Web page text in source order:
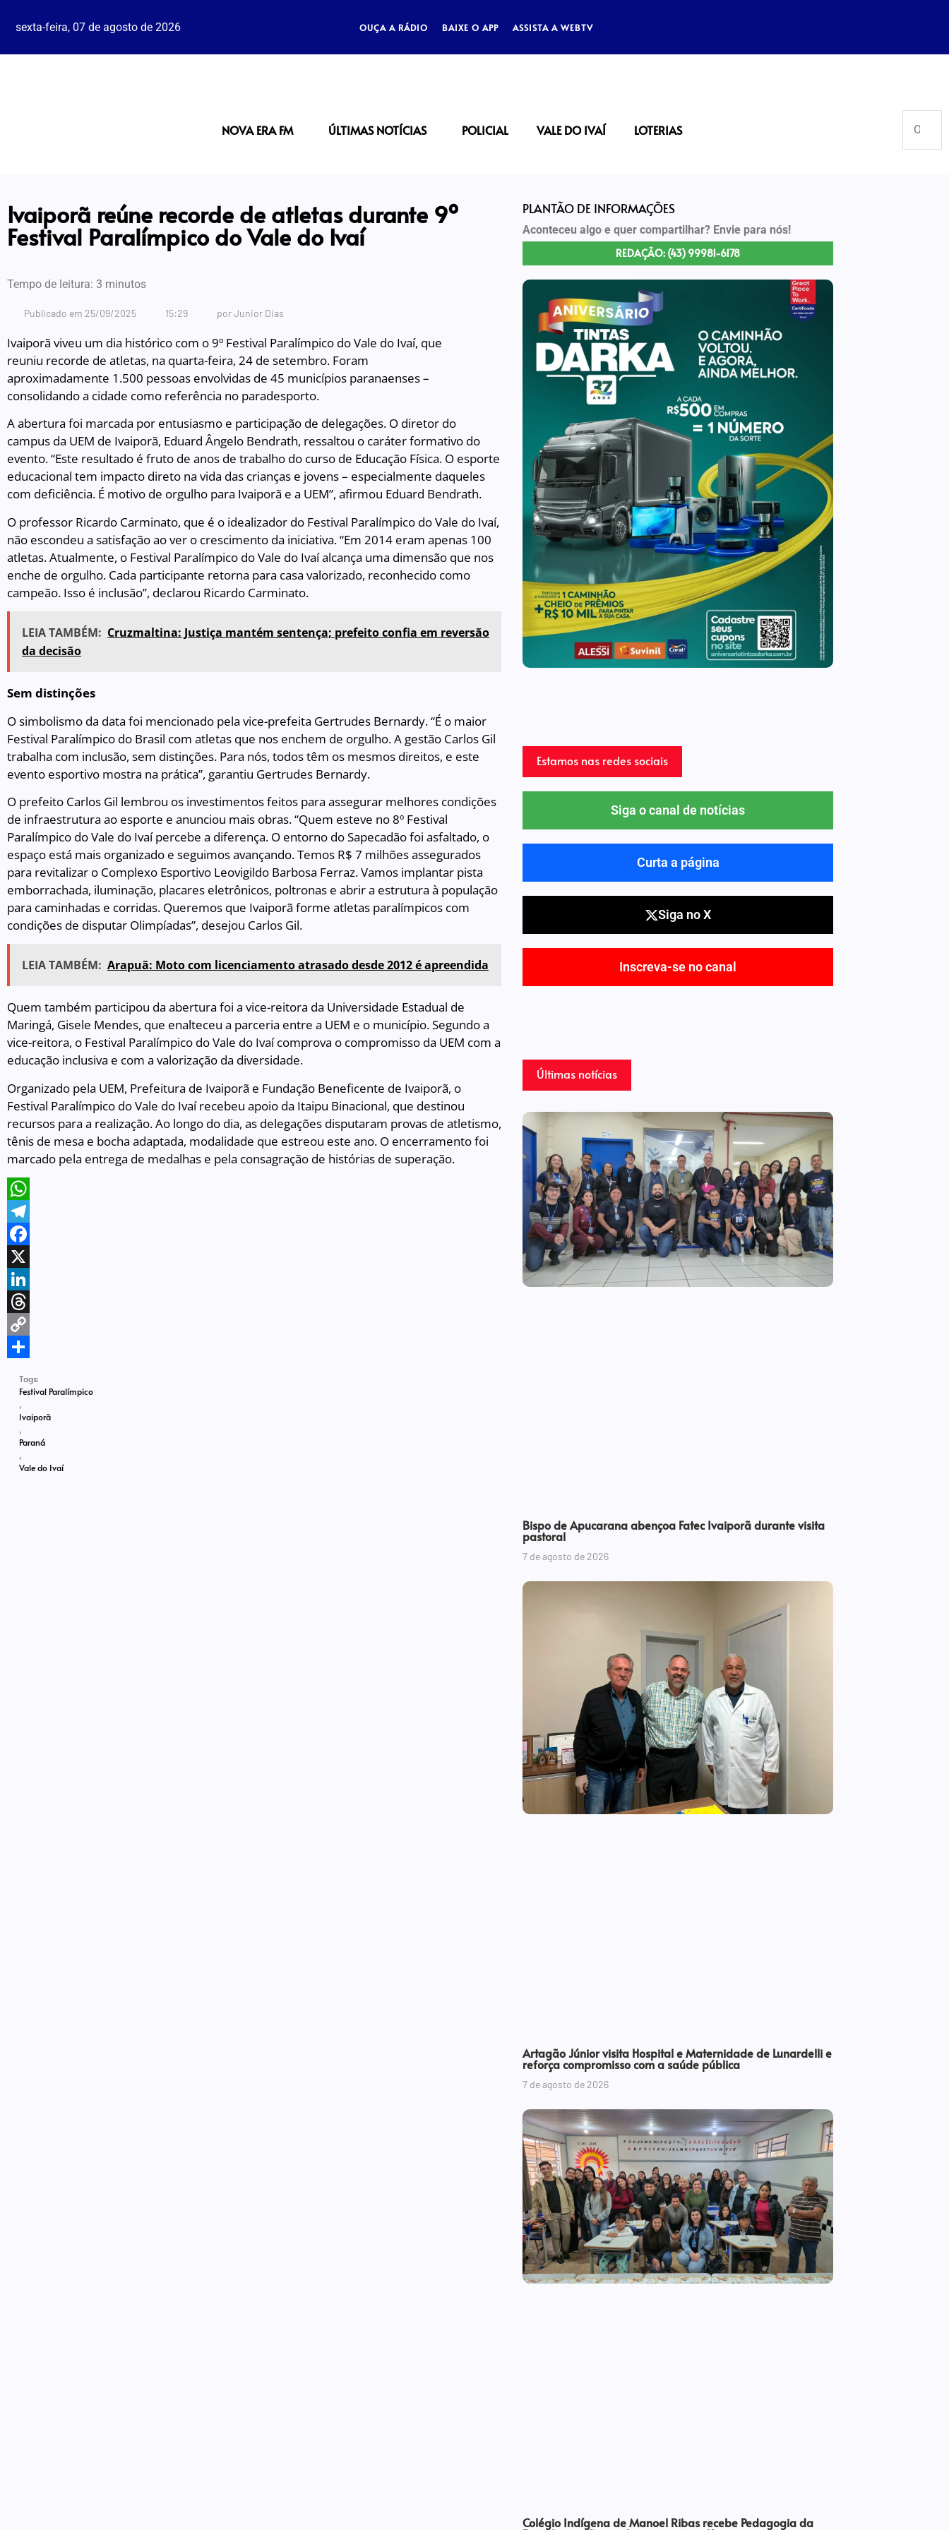
sexta-feira, 07 de agosto de 2026 OUÇA A RÁDIO BAIXE O APP ASSISTA A WEBTV
NOVA ERA FM ÚLTIMAS NOTÍCIAS POLICIAL VALE DO IVAÍ LOTERIAS
Ivaiporã reúne recorde de atletas durante 9º
Festival Paralímpico do Vale do Ivaí
Tempo de leitura: 3 minutos
Publicado em 25/09/2025 15:29 porJunior Dias
Ivaiporã viveu um dia histórico com o 9º Festival Paralímpico do Vale do Ivaí, que
reuniu recorde de atletas, na quarta-feira, 24 de setembro. Foram
aproximadamente 1.500 pessoas envolvidas de 45 municípios paranaenses –
consolidando a cidade como referência no paradesporto.
A abertura foi marcada por entusiasmo e participação de delegações. O diretor do
campus da UEM de Ivaiporã, Eduard Ângelo Bendrath, ressaltou o caráter formativo do
evento. “Este resultado é fruto de anos de trabalho do curso de Educação Física. O esporte
educacional tem impacto direto na vida das crianças e jovens – especialmente daqueles
com deficiência. É motivo de orgulho para Ivaiporã e a UEM”, afirmou Eduard Bendrath.
O professor Ricardo Carminato, que é o idealizador do Festival Paralímpico do Vale do Ivaí,
não escondeu a satisfação ao ver o crescimento da iniciativa. “Em 2014 eram apenas 100
atletas. Atualmente, o Festival Paralímpico do Vale do Ivaí alcança uma dimensão que nos
enche de orgulho. Cada participante retorna para casa valorizado, reconhecido como
campeão. Isso é inclusão”, declarou Ricardo Carminato.
LEIA TAMBÉM: Cruzmaltina: Justiça mantém sentença; prefeito confia em reversão
da decisão
Sem distinções
O simbolismo da data foi mencionado pela vice-prefeita Gertrudes Bernardy. “É o maior
Festival Paralímpico do Brasil com atletas que nos enchem de orgulho. A gestão Carlos Gil
trabalha com inclusão, sem distinções. Para nós, todos têm os mesmos direitos, e este
evento esportivo mostra na prática”, garantiu Gertrudes Bernardy.
O prefeito Carlos Gil lembrou os investimentos feitos para assegurar melhores condições
de infraestrutura ao esporte e anunciou mais obras. “Quem esteve no 8º Festival
Paralímpico do Vale do Ivaí percebe a diferença. O entorno do Sapecadão foi asfaltado, o
espaço está mais organizado e seguimos avançando. Temos R$ 7 milhões assegurados
para revitalizar o Complexo Esportivo Leovigildo Barbosa Ferraz. Vamos implantar pista
emborrachada, iluminação, placares eletrônicos, poltronas e abrir a estrutura à população
para caminhadas e corridas. Queremos que Ivaiporã forme atletas paralímpicos com
condições de disputar Olimpíadas”, desejou Carlos Gil.
LEIA TAMBÉM: Arapuã: Moto com licenciamento atrasado desde 2012 é apreendida
Quem também participou da abertura foi a vice-reitora da Universidade Estadual de
Maringá, Gisele Mendes, que enalteceu a parceria entre a UEM e o município. Segundo a
vice-reitora, o Festival Paralímpico do Vale do Ivaí comprova o compromisso da UEM com a
educação inclusiva e com a valorização da diversidade.
Organizado pela UEM, Prefeitura de Ivaiporã e Fundação Beneficente de Ivaiporã, o
Festival Paralímpico do Vale do Ivaí recebeu apoio da Itaipu Binacional, que destinou
recursos para a realização. Ao longo do dia, as delegações disputaram provas de atletismo,
tênis de mesa e bocha adaptada, modalidade que estreou este ano. O encerramento foi
marcado pela entrega de medalhas e pela consagração de histórias de superação.
WhatsApp
Telegram
Facebook
X
LinkedIn
Threads
Copy
Tags:
Festival Paralímpico
,
Ivaiporã
,
Paraná
,
Vale do Ivaí
PLANTÃO DE INFORMAÇÕES
Aconteceu algo e quer compartilhar? Envie para nós!
REDAÇÃO: (43) 99981-6178
Estamos nas redes sociais
Siga o canal de notícias
Curta a página
Siga no X
Inscreva-se no canal
Últimas notícias
Bispo de Apucarana abençoa Fatec Ivaiporã durante visita
pastoral
7 de agosto de 2026
Artagão Júnior visita Hospital e Maternidade de Lunardelli e
reforça compromisso com a saúde pública
7 de agosto de 2026
Colégio Indígena de Manoel Ribas recebe Pedagogia da